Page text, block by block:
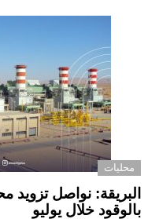
محليات
البريقة: نواصل تزويد
بالوقود خلال يوليو